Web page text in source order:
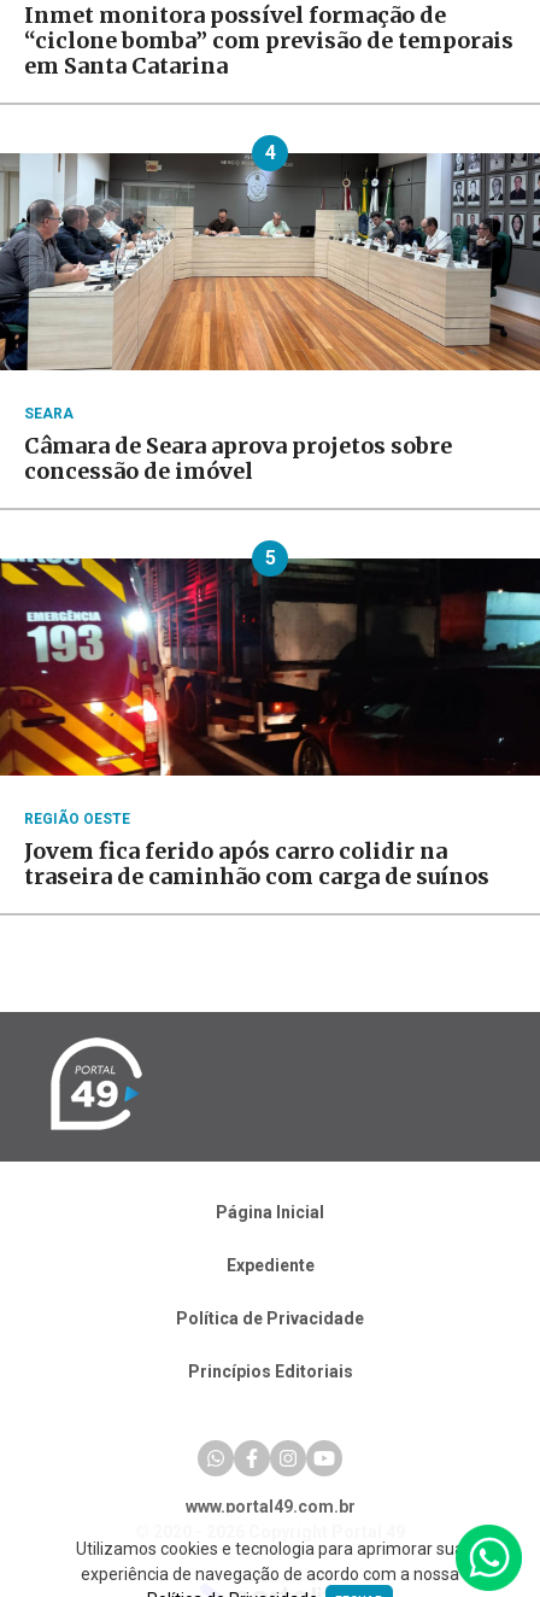
Inmet monitora possível formação de
“ciclone bomba” com previsão de temporais
em Santa Catarina
4
SEARA
Câmara de Seara aprova projetos sobre
concessão de imóvel
5
REGIÃO OESTE
Jovem fica ferido após carro colidir na
traseira de caminhão com carga de suínos
Página Inicial
Expediente
Política de Privacidade
Princípios Editoriais
www.portal49.com.br
Utilizamos cookies e tecnologia para aprimorar sua
experiência de navegação de acordo com a nossa